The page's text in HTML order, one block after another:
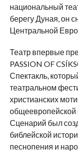
национальный
берегу Дуная, он
Центральной
Театр впервые
PASSION OF
Спектакль,
театральном
христианских
общеевропейской
Сценарий был
библейской
песнопения и